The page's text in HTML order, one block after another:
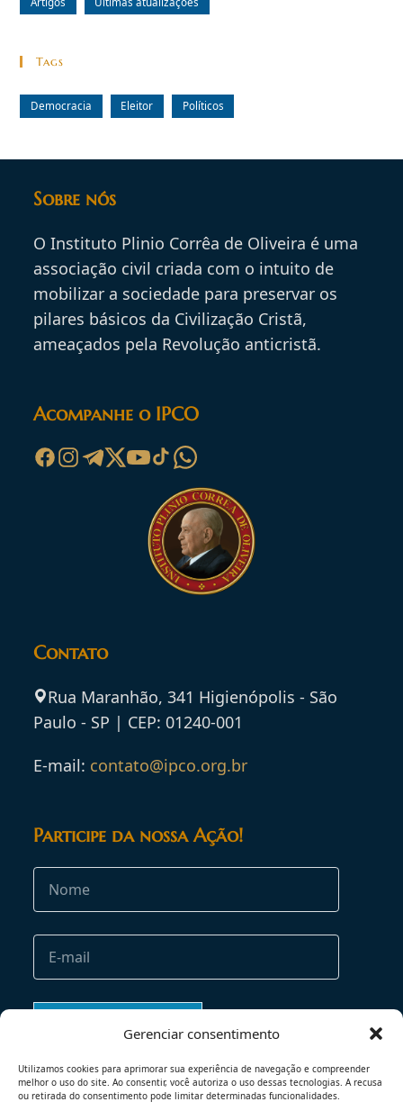
Gerenciar consentimento
Utilizamos cookies para aprimorar sua experiência de navegação e compreender
melhor o uso do site. Ao consentir, você autoriza o uso dessas tecnologias. A recusa
ou retirada do consentimento pode limitar determinadas funcionalidades.
Tags
Democracia Eleitor Políticos
Sobre nós
O Instituto Plinio Corrêa de Oliveira é uma
associação civil criada com o intuito de
mobilizar a sociedade para preservar os
pilares básicos da Civilização Cristã,
ameaçados pela Revolução anticristã.
Acompanhe o IPCO
Contato
Rua Maranhão, 341 Higienópolis - São
Paulo - SP | CEP: 01240-001
E-mail: contato@ipco.org.br
Participe da nossa Ação!